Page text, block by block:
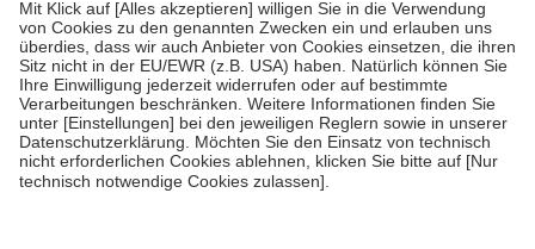
fallenkeine Zuzahlungenan bei:
• Kindern und Jugendlichen bis zum vollendeten 18. Lebensjahr
mit Ausnahme der Fahrkosten
• Untersuchungen zur Vorsorge und Früherkennung, die von der
GKV getragen werden
• empfohlenen Schutzimpfungen
• Harn- und Blutteststreifen